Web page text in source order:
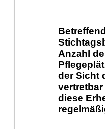
Anzahl
der Sicht
diese